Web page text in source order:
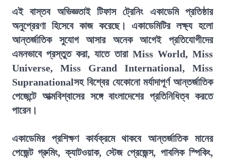
এই বাস্তব অভিজ্ঞতাই টিফাস ট্রেনিং একাডেমি প্রতিষ্ঠার
অনুপ্রেরণা হিসেবে কাজ করেছে। একাডেমিটির লক্ষ্য হলো
আন্তর্জাতিক সুযোগ আসার অনেক আগেই প্রতিযোগীদের
এমনভাবে প্রস্তুত করা, যাতে তারা Miss World, Miss
Universe, Miss Grand International, Miss
Supranationalসহ বিশ্বের যেকোনো মর্যাদাপূর্ণ আন্তর্জাতিক
পেজেন্টে আত্মবিশ্বাসের সঙ্গে বাংলাদেশের প্রতিনিধিত্ব করতে
পারেন।
একাডেমির প্রশিক্ষণ কার্যক্রমে থাকবে আন্তর্জাতিক মানের
পেজেন্ট গ্রুমিং, ক্যাটওয়াক, স্টেজ প্রেজেন্স, পাবলিক স্পিকিং,